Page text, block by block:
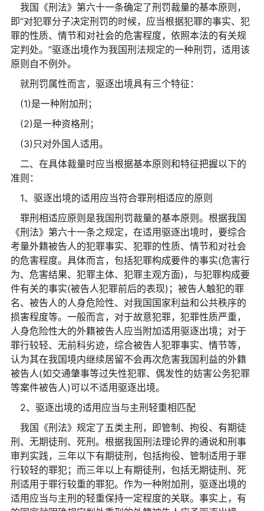
我国《刑法》第六十一条确定了刑罚裁量的基本原则，
即“对犯罪分子决定刑罚的时候，应当根据犯罪的事实、犯
罪的性质、情节和对社会的危害程度，依照本法的有关规
定判处。”驱逐出境作为我国刑法规定的一种刑罚，适用该
原则自不例外。
就刑罚属性而言，驱逐出境具有三个特征：
(1)是一种附加刑；
(2)是一种资格刑；
(3)只对外国人适用。
二、在具体裁量时应当根据基本原则和特征把握以下的
准则：
1、驱逐出境的适用应当符合罪刑相适应的原则
罪刑相适应原则是我国刑罚裁量的基本原则。根据我国
《刑法》第六十一条之规定，在适用驱逐出境时，要综合
考量外籍被告人的犯罪事实、犯罪的性质、情节和对社会
的危害程度。具体而言，包括犯罪构成要件的事实(危害行
为、危害结果、犯罪主体、犯罪主观方面)，与犯罪构成要
件有关的事实(被告人犯罪前后的表现)；被告人触犯的罪
名、被告人的人身危险性、对我国国家利益和公共秩序的
损害程度等。一般而言，对于故意犯罪，犯罪性质严重，
人身危险性大的外籍被告人应当附加适用驱逐出境；对于
罪行较轻、无前科劣迹，综合被告人犯罪事实、情节等，
认为其在我国境内继续居留不会再次危害我国利益的外籍
被告人(如交通肇事等过失性犯罪、偶发性的妨害公务犯罪
等案件被告人)可以不适用驱逐出境。
2、驱逐出境的适用应当与主刑轻重相匹配
我国《刑法》规定了五类主刑，即管制、拘役、有期徒
刑、无期徒刑、死刑。根据我国刑法理论界的通说和刑事
审判实践，三年以下有期徒刑，包括拘役、管制适用于罪
行较轻的罪犯；而三年以上有期徒刑，包括无期徒刑、死
刑适用于罪行较重的罪犯。作为一种附加刑，驱逐出境的
适用应当与主刑的轻重保持一定程度的关联。事实上，有